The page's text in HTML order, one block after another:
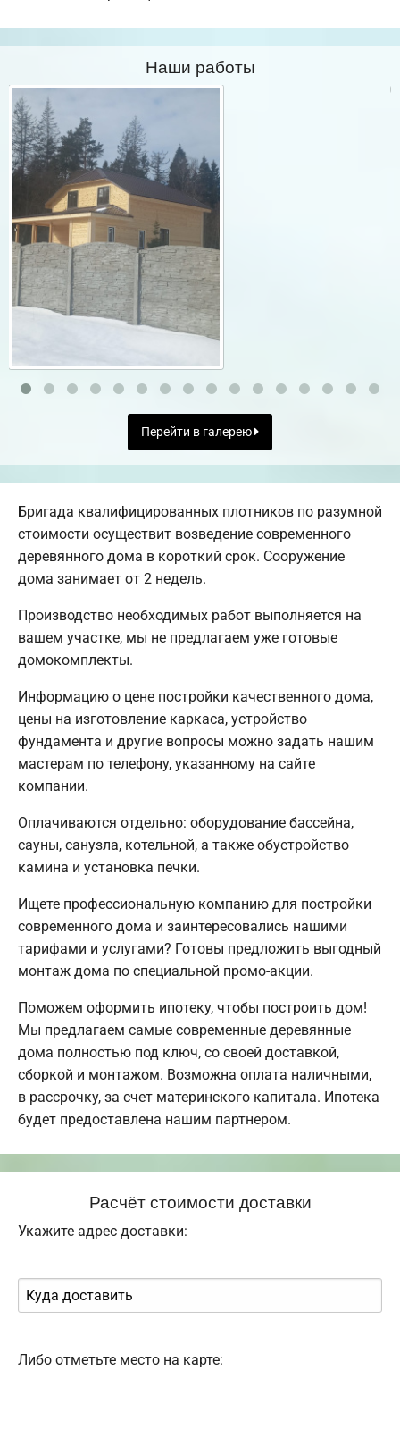
Наши работы
Перейти в галерею
Бригада квалифицированных плотников по разумной
стоимости осуществит возведение современного
деревянного дома в короткий срок. Сооружение
дома занимает от 2 недель.
Производство необходимых работ выполняется на
вашем участке, мы не предлагаем уже готовые
домокомплекты.
Информацию о цене постройки качественного дома,
цены на изготовление каркаса, устройство
фундамента и другие вопросы можно задать нашим
мастерам по телефону, указанному на сайте
компании.
Оплачиваются отдельно: оборудование бассейна,
сауны, санузла, котельной, а также обустройство
камина и установка печки.
Ищете профессиональную компанию для постройки
современного дома и заинтересовались нашими
тарифами и услугами? Готовы предложить выгодный
монтаж дома по специальной промо-акции.
Поможем оформить ипотеку, чтобы построить дом!
Мы предлагаем самые современные деревянные
дома полностью под ключ, со своей доставкой,
сборкой и монтажом. Возможна оплата наличными,
в рассрочку, за счет материнского капитала. Ипотека
будет предоставлена нашим партнером.
Расчёт стоимости доставки
Укажите адрес доставки:
Либо отметьте место на карте: